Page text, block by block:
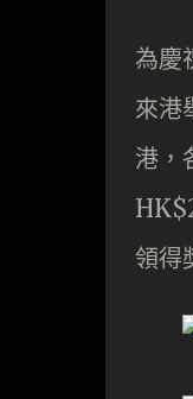
為慶
來港
港，
領得